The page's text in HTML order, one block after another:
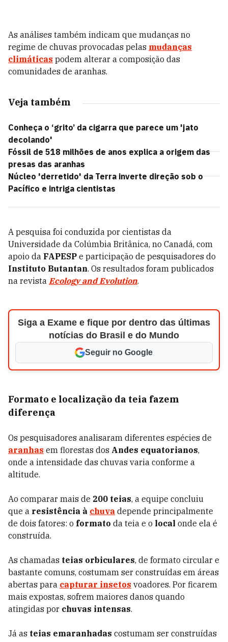
As análises também indicam que mudanças no
regime de chuvas provocadas pelas mudanças
climáticas podem alterar a composição das
comunidades de aranhas.
Veja também
Conheça o ‘grito’ da cigarra que parece um 'jato
decolando'
Fóssil de 518 milhões de anos explica a origem das
presas das aranhas
Núcleo 'derretido' da Terra inverte direção sob o
Pacífico e intriga cientistas
A pesquisa foi conduzida por cientistas da
Universidade da Colúmbia Britânica, no Canadá, com
apoio da FAPESP e participação de pesquisadores do
Instituto Butantan. Os resultados foram publicados
na revista Ecology and Evolution.
Siga a Exame e fique por dentro das últimas
notícias do Brasil e do Mundo
Seguir no Google
Formato e localização da teia fazem
diferença
Os pesquisadores analisaram diferentes espécies de
aranhas em florestas dos Andes equatorianos,
onde a intensidade das chuvas varia conforme a
altitude.
Ao comparar mais de 200 teias, a equipe concluiu
que a resistência à chuva depende principalmente
de dois fatores: o formato da teia e o local onde ela é
construída.
As chamadas teias orbiculares, de formato circular e
bastante comuns, costumam ser construídas em áreas
abertas para capturar insetos voadores. Por ficarem
mais expostas, sofrem maiores danos quando
atingidas por chuvas intensas.
Já as teias emaranhadas costumam ser construídas